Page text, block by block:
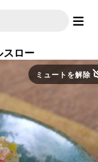
スロー
ミュートを解除